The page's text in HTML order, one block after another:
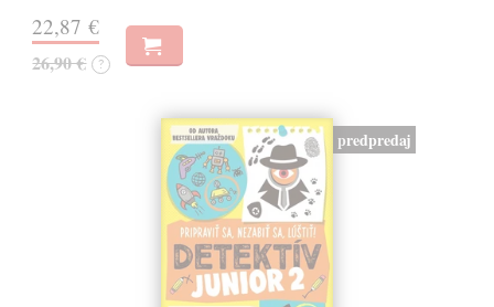
22,87 €
26,90 € ?
predpredaj